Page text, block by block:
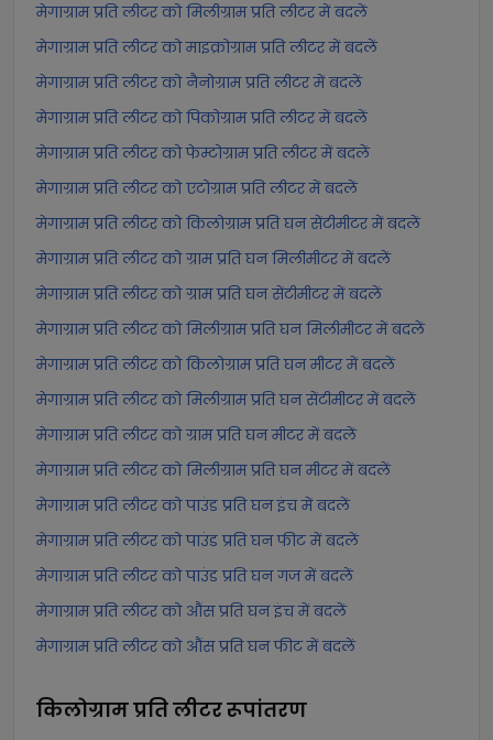
मेगाग्राम प्रति लीटर को मिलीग्राम प्रति लीटर में बदलें
मेगाग्राम प्रति लीटर को माइक्रोग्राम प्रति लीटर में बदलें
मेगाग्राम प्रति लीटर को नैनोग्राम प्रति लीटर में बदलें
मेगाग्राम प्रति लीटर को पिकोग्राम प्रति लीटर में बदलें
मेगाग्राम प्रति लीटर को फेम्टोग्राम प्रति लीटर में बदलें
मेगाग्राम प्रति लीटर को एटोग्राम प्रति लीटर में बदलें
मेगाग्राम प्रति लीटर को किलोग्राम प्रति घन सेंटीमीटर में बदलें
मेगाग्राम प्रति लीटर को ग्राम प्रति घन मिलीमीटर में बदलें
मेगाग्राम प्रति लीटर को ग्राम प्रति घन सेंटीमीटर में बदलें
मेगाग्राम प्रति लीटर को मिलीग्राम प्रति घन मिलीमीटर में बदलें
मेगाग्राम प्रति लीटर को किलोग्राम प्रति घन मीटर में बदलें
मेगाग्राम प्रति लीटर को मिलीग्राम प्रति घन सेंटीमीटर में बदलें
मेगाग्राम प्रति लीटर को ग्राम प्रति घन मीटर में बदलें
मेगाग्राम प्रति लीटर को मिलीग्राम प्रति घन मीटर में बदलें
मेगाग्राम प्रति लीटर को पाउंड प्रति घन इंच में बदलें
मेगाग्राम प्रति लीटर को पाउंड प्रति घन फीट में बदलें
मेगाग्राम प्रति लीटर को पाउंड प्रति घन गज में बदलें
मेगाग्राम प्रति लीटर को औंस प्रति घन इंच में बदलें
मेगाग्राम प्रति लीटर को औंस प्रति घन फीट में बदलें
किलोग्राम प्रति लीटररूपांतरण